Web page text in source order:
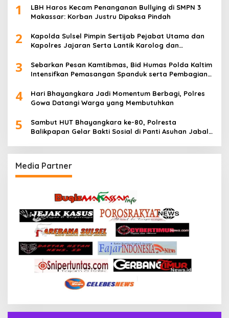
1
LBH Haros Kecam Penanganan Bullying di SMPN 3
Makassar: Korban Justru Dipaksa Pindah
2
Kapolda Sulsel Pimpin Sertijab Pejabat Utama dan
Kapolres Jajaran Serta Lantik Karolog dan
3
Sebarkan Pesan Kamtibmas, Bid Humas Polda Kaltim
Intensifkan Pemasangan Spanduk serta Pembagian
4
Hari Bhayangkara Jadi Momentum Berbagi, Polres
Gowa Datangi Warga yang Membutuhkan
5
Sambut HUT Bhayangkara ke-80, Polresta
Balikpapan Gelar Bakti Sosial di Panti Asuhan Jabal
Media Partner